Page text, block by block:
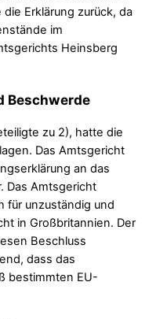
Erklärung zurück, da
im
Heinsberg
Beschwerde
zu 2), hatte die
Das Amtsgericht
an das
Das Amtsgericht
für unzuständig und
in Großbritannien. Der
Beschluss
dass das
bestimmten EU-